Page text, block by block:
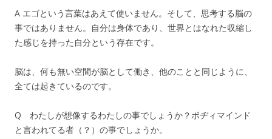
A エゴという言葉はあえて使いません。そして、思考する脳の
事ではありません。自分は身体であり、世界とはなれた収縮し
た感じを持った自分という存在です。
脳は、何も無い空間が脳として働き、他のことと同じように、
全ては起きているのです。
Q わたしが想像するわたしの事でしょうか？ボヂィマインド
と言われてる者（？）の事でしょうか。